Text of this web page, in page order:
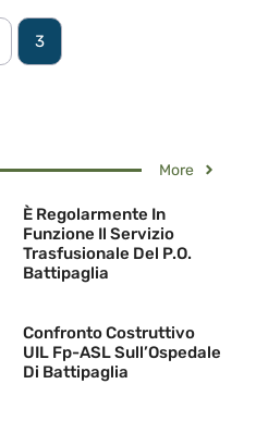
3
More
È Regolarmente In
Funzione Il Servizio
Trasfusionale Del P.O.
Battipaglia
Confronto Costruttivo
UIL Fp-ASL Sull’Ospedale
Di Battipaglia